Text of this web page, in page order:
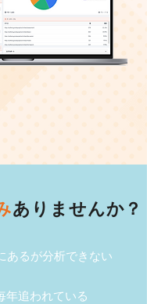
ありませんか？
あるが分析できない
年追われている